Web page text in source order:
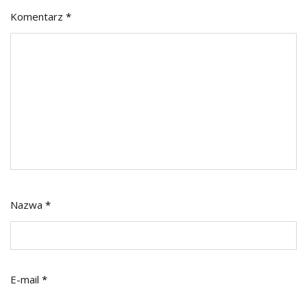
Komentarz *
Nazwa *
E-mail *